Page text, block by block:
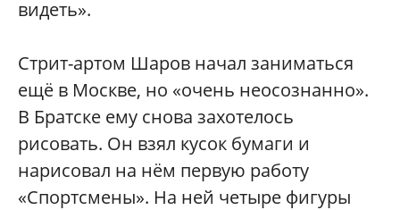
видеть».
Стрит-артом Шаров начал заниматься
ещё в Москве, но «очень неосознанно».
В Братске ему снова захотелось
рисовать. Он взял кусок бумаги и
нарисовал на нём первую работу
«Спортсмены». На ней четыре фигуры